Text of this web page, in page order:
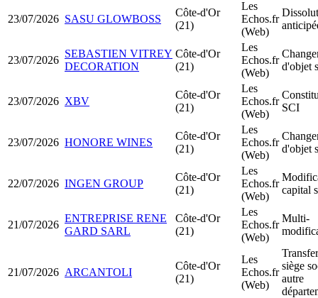
23/07/2026 SASU GLOWBOSS
Côte-d'Or
(21)
Les
Echos.fr
(Web)
23/07/2026
SEBASTIEN VITREY
DECORATION
Côte-d'Or
(21)
Les
Echos.fr
(Web)
d'objet
23/07/2026 XBV
Côte-d'Or
(21)
Les
Echos.fr
(Web)
SCI
23/07/2026 HONORE WINES
Côte-d'Or
(21)
Les
Echos.fr
(Web)
d'objet
22/07/2026 INGEN GROUP
Côte-d'Or
(21)
Les
Echos.fr
(Web)
capital
21/07/2026
ENTREPRISE RENE
GARD SARL
Côte-d'Or
(21)
Les
Echos.fr
(Web)
Multi-
21/07/2026 ARCANTOLI
Côte-d'Or
(21)
Les
Echos.fr
(Web)
siège
autre